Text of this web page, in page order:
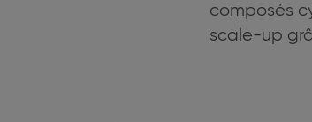
composés
scale-up